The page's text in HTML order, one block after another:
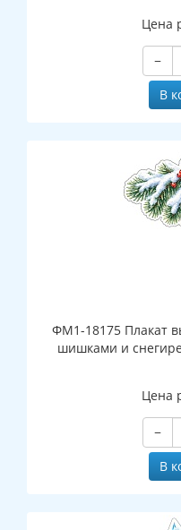
Цена
−
В
ФМ1-18175 Плакат
шишками и
Цена
−
В